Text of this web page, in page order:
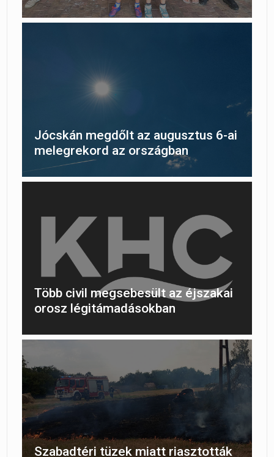
Jócskán megdőlt az augusztus 6-ai
melegrekord az országban
Több civil megsebesült az éjszakai
orosz légitámadásokban
Szabadtéri tüzek miatt riasztották